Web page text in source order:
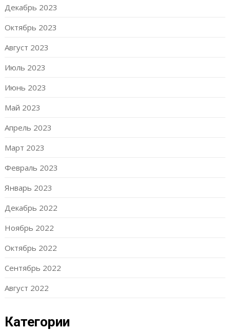
Декабрь 2023
Октябрь 2023
Август 2023
Июль 2023
Июнь 2023
Май 2023
Апрель 2023
Март 2023
Февраль 2023
Январь 2023
Декабрь 2022
Ноябрь 2022
Октябрь 2022
Сентябрь 2022
Август 2022
Категории